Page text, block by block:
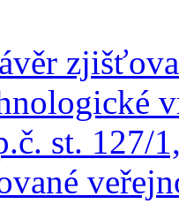
st. 127/